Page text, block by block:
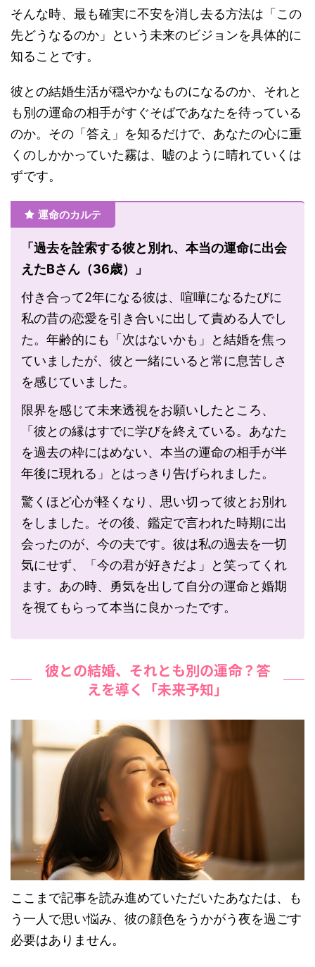
そんな時、最も確実に不安を消し去る方法は「この
先どうなるのか」という未来のビジョンを具体的に
知ることです。
彼との結婚生活が穏やかなものになるのか、それと
も別の運命の相手がすぐそばであなたを待っている
のか。その「答え」を知るだけで、あなたの心に重
くのしかかっていた霧は、嘘のように晴れていくは
ずです。
運命のカルテ
「過去を詮索する彼と別れ、本当の運命に出会
えたBさん（36歳）」
付き合って2年になる彼は、喧嘩になるたびに
私の昔の恋愛を引き合いに出して責める人でし
た。年齢的にも「次はないかも」と結婚を焦っ
ていましたが、彼と一緒にいると常に息苦しさ
を感じていました。
限界を感じて未来透視をお願いしたところ、
「彼との縁はすでに学びを終えている。あなた
を過去の枠にはめない、本当の運命の相手が半
年後に現れる」とはっきり告げられました。
驚くほど心が軽くなり、思い切って彼とお別れ
をしました。その後、鑑定で言われた時期に出
会ったのが、今の夫です。彼は私の過去を一切
気にせず、「今の君が好きだよ」と笑ってくれ
ます。あの時、勇気を出して自分の運命と婚期
を視てもらって本当に良かったです。
彼との結婚、それとも別の運命？答
えを導く「未来予知」
ここまで記事を読み進めていただいたあなたは、も
う一人で思い悩み、彼の顔色をうかがう夜を過ごす
必要はありません。